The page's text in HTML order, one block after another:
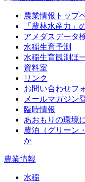
農業情報トップ
「農林水産力」
アメダスデータ
水稲生育予測
水稲生育観測ほ
資料室
リンク
お問い合わせフ
メールマガジン
臨時情報
あおもりの環境
農泊（グリーン
か
農業情報
水稲